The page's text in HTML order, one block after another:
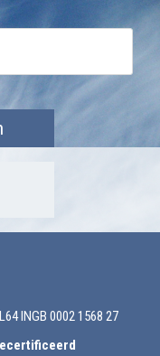
INGB 0002 1568 27